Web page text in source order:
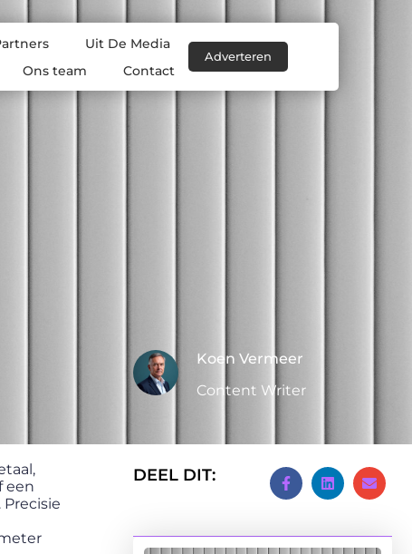
Uit De Media
Ons team Contact
Adverteren
Koen Vermeer
Content Writer
een
DEEL DIT: